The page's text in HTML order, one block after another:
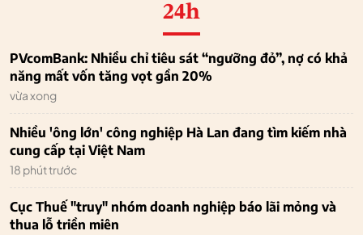
24h
PVcomBank: Nhiều chỉ tiêu sát “ngưỡng đỏ”, nợ có khả
năng mất vốn tăng vọt gần 20%
vừa xong
Nhiều 'ông lớn' công nghiệp Hà Lan đang tìm kiếm nhà
cung cấp tại Việt Nam
18 phút trước
Cục Thuế "truy" nhóm doanh nghiệp báo lãi mỏng và
thua lỗ triền miên